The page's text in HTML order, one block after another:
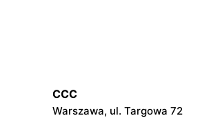
CCC
Warszawa, ul. Targowa 72